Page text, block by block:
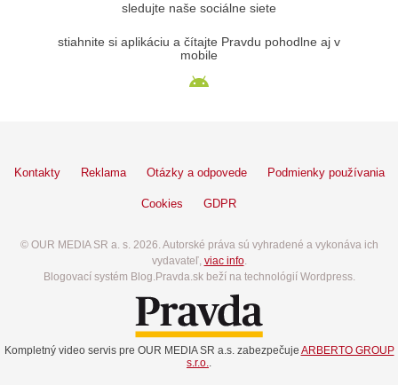
sledujte naše sociálne siete
stiahnite si aplikáciu a čítajte Pravdu pohodlne aj v
mobile
Kontakty Reklama Otázky a odpovede Podmienky používania
Cookies GDPR
© OUR MEDIA SR a. s. 2026. Autorské práva sú vyhradené a vykonáva ich
vydavateľ, viac info.
Blogovací systém Blog.Pravda.sk beží na technológií Wordpress.
Kompletný video servis pre OUR MEDIA SR a.s. zabezpečuje ARBERTO GROUP
s.r.o.